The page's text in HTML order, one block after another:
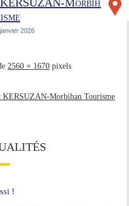
2026
2560 × 1670 pixels
Morbihan Tourisme
!